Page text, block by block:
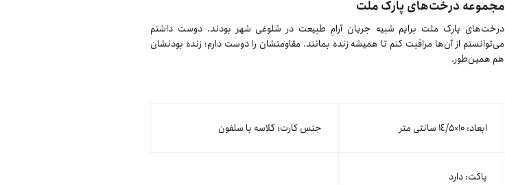
مجموعه درخت‌های پارک ملت
درخت‌های پارک ملت برایم شبیه جریان آرامِ طبیعت در شلوغی شهر بودند. دوست داشتم
می‌توانستم از آن‌ها مراقبت کنم تا همیشه زنده بمانند. مقاومتشان را دوست دارم؛ زنده بودنشان
هم همین‌طور.
ابعاد: ۱۰×١٤/۵ سانتی متر جنس کارت: گلاسه با سلفون
پاکت: دارد